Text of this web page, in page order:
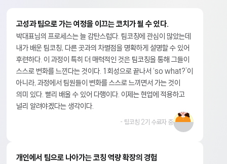
고성과 팀으로 가는 여정을 이끄는 코치가 될 수 있다.
박대표님의 프로세스는 늘 감탄스럽다. 팀코칭에 관심이 많았는데
내가 배운 팀코칭, 다른 곳과의 차별점을 명확하게 설명할 수 있어
후련하다. 이 과정이 특히 더 매력적인 것은 팀코칭을 통해 그들이
스스로 변화를 느낀다는 것이다. 1회성으로 끝나서 ‘so what?’이
아니라, 과정에서 팀원들이 변화를 스스로 느끼면서 가는 것이
의미 있다. 빨리 배울 수 있어 다행이다. 이제는 현업에 적용하고
널리 알려야겠다는 생각이다.
- 팀코칭 2기 수료자 중
개인에서 팀으로 나아가는 코칭 역량 확장의 경험